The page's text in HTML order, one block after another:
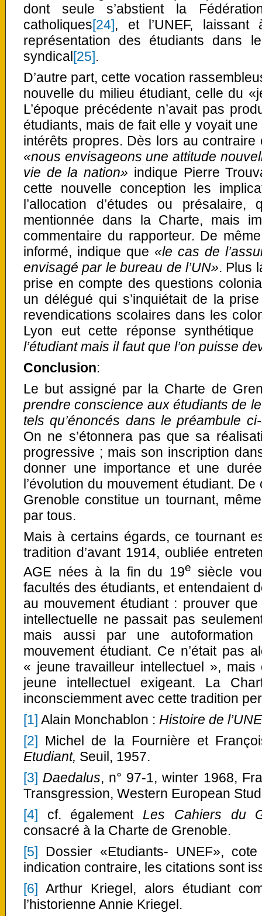
dont seule s’abstient la
catholiques[24], et l’UNEF,
représentation des étudiants dans
syndical[25].
D’autre part, cette vocation
nouvelle du milieu étudiant, celle du
L’époque précédente n’avait pas
étudiants, mais de fait elle y voyait
intérêts propres. Dès lors au
«nous envisageons une attitude
vie de la nation» indique Pierre
cette nouvelle conception les
l’allocation d’études ou présalaire,
mentionnée dans la Charte, mais
commentaire du rapporteur. De
informé, indique que «le cas de
envisagé par le bureau de l’UN». Plus
prise en compte des questions
un délégué qui s’inquiétait de la
revendications scolaires dans les
Lyon eut cette réponse
l’étudiant mais il faut que l’on puisse
Conclusion:
Le but assigné par la Charte de
prendre conscience aux étudiants de
tels qu’énoncés dans le préambule
On ne s’étonnera pas que sa
progressive ; mais son inscription
donner une importance et une
l’évolution du mouvement étudiant.
Grenoble constitue un tournant,
par tous.
Mais à certains égards, ce tournant
tradition d’avant 1914, oubliée
AGE nées à la fin du 19e siècle
facultés des étudiants, et entendaient
au mouvement étudiant : prouver
intellectuelle ne passait pas
mais aussi par une
mouvement étudiant. Ce n’était pas
« jeune travailleur intellectuel »,
jeune intellectuel exigeant. La
inconsciemment avec cette tradition
[1] Alain Monchablon : Histoire de
[2] Michel de la Fournière et
Etudiant, Seuil, 1957.
[3] Daedalus, n° 97-1, winter 1968,
Transgression, Western European
[4]
cf. égalementLes Cahiers du
consacré à la Charte de Grenoble.
[5]
Dossier «Etudiants- UNEF»,
indication contraire, les citations sont
[6]
Arthur Kriegel, alors étudiant
l’historienne Annie Kriegel.